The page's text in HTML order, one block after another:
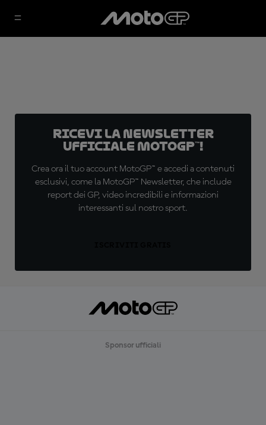
Ricevi la newsletter
ufficiale MotoGP™!
Crea ora il tuo account MotoGP™ e accedi a contenuti
esclusivi, come la MotoGP™ Newsletter, che include
report dei GP, video incredibili e informazioni
interessanti sul nostro sport.
Sponsor ufficiali